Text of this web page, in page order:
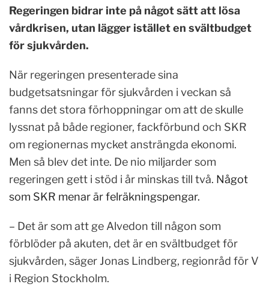
Regeringen bidrar inte på något sätt att lösa
vårdkrisen, utan lägger istället en svältbudget
för sjukvården.
När regeringen presenterade sina
budgetsatsningar för sjukvården i veckan så
fanns det stora förhoppningar om att de skulle
lyssnat på både regioner, fackförbund och SKR
om regionernas mycket ansträngda ekonomi.
Men så blev det inte. De nio miljarder som
regeringen gett i stöd i år minskas till två. Något
som SKR menar är felräkningspengar.
– Det är som att ge Alvedon till någon som
förblöder på akuten, det är en svältbudget för
sjukvården, säger Jonas Lindberg, regionråd för V
i Region Stockholm.